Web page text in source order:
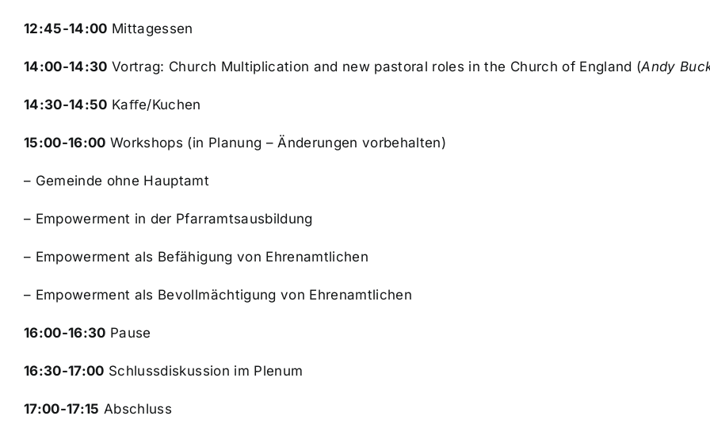
12:45-14:00 Mittagessen
14:00-14:30 Vortrag: Church Multiplication and new pastoral roles in the Church of England (Andy
14:30-14:50 Kaﬀe/Kuchen
15:00-16:00 Workshops (in Planung – Änderungen vorbehalten)
– Gemeinde ohne Hauptamt
– Empowerment in der Pfarramtsausbildung
– Empowerment als Befähigung von Ehrenamtlichen
– Empowerment als Bevollmächtigung von Ehrenamtlichen
16:00-16:30 Pause
16:30-17:00 Schlussdiskussion im Plenum
17:00-17:15 Abschluss